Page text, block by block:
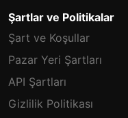
Şartlar ve Politikalar
Şart ve Koşullar
Pazar Yeri Şartları
API Şartları
Gizlilik Politikası